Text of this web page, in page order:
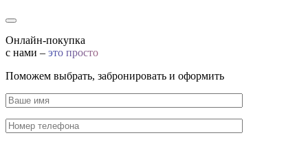
Онлайн-покупка
с нами – это просто
Поможем выбрать, забронировать и оформить